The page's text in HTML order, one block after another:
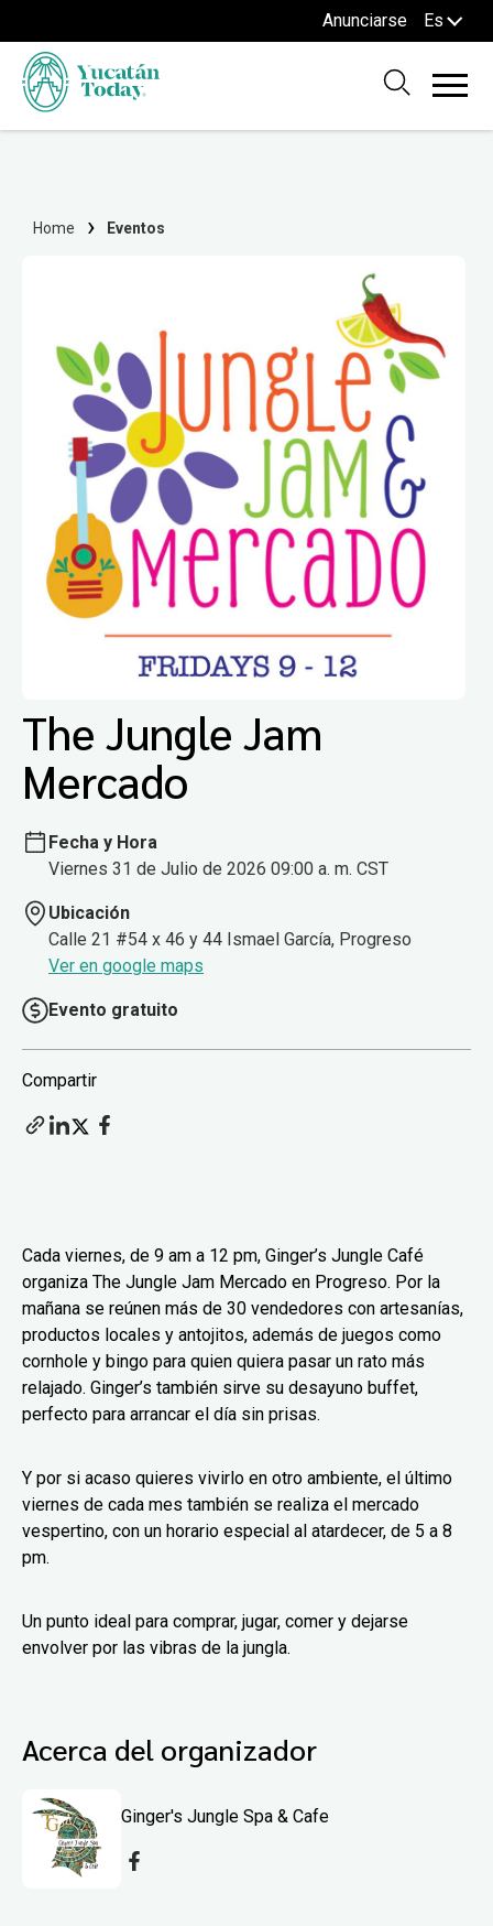
Anunciarse Es
Home Eventos
The Jungle Jam
Mercado
Fecha y Hora
Viernes 31 de Julio de 2026 09:00 a. m. CST
Ubicación
Calle 21 #54 x 46 y 44 Ismael García, Progreso
Ver en google maps
Evento gratuito
Compartir
Cada viernes, de 9 am a 12 pm, Ginger’s Jungle Café
organiza The Jungle Jam Mercado en Progreso. Por la
mañana se reúnen más de 30 vendedores con artesanías,
productos locales y antojitos, además de juegos como
cornhole y bingo para quien quiera pasar un rato más
relajado. Ginger’s también sirve su desayuno buffet,
perfecto para arrancar el día sin prisas.
Y por si acaso quieres vivirlo en otro ambiente, el último
viernes de cada mes también se realiza el mercado
vespertino, con un horario especial al atardecer, de 5 a 8
pm.
Un punto ideal para comprar, jugar, comer y dejarse
envolver por las vibras de la jungla.
Acerca del organizador
Ginger's Jungle Spa & Cafe